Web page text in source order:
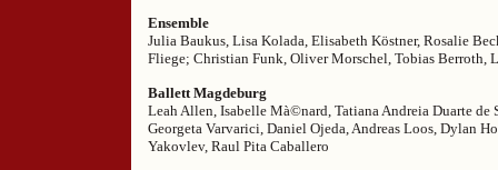
Ensemble
Julia Baukus, Lisa Kolada, Elisabeth Köstner, Rosalie
Fliege; Christian Funk, Oliver Morschel, Tobias Berroth,
Ballett Magdeburg
Leah Allen, Isabelle Mà©nard, Tatiana Andreia Duarte de
Georgeta Varvarici, Daniel Ojeda, Andreas Loos, Dylan
Yakovlev, Raul Pita Caballero